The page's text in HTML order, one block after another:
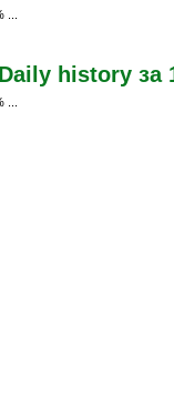
...
history за
...